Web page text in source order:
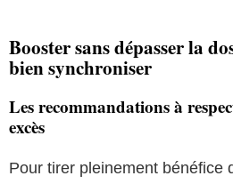
Booster sans dépasser la
bien synchroniser
Les recommandations à
excès
Pour tirer pleinement bénéfice